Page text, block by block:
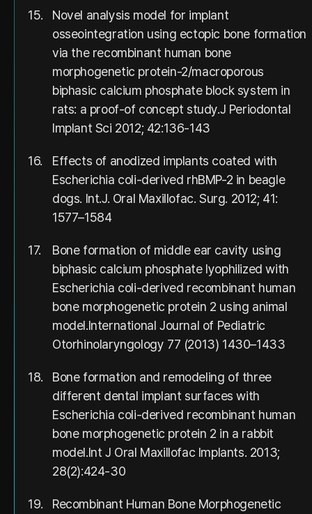
15.
Novel analysis model for implant
osseointegration using ectopic bone formation
via the recombinant human bone
morphogenetic protein-2/macroporous
biphasic calcium phosphate block system in
rats: a proof-of concept study.J Periodontal
Implant Sci 2012; 42:136-143
16.
Effects of anodized implants coated with
Escherichia coli-derived rhBMP-2 in beagle
dogs. Int.J. Oral Maxillofac. Surg. 2012; 41:
1577–1584
17.
Bone formation of middle ear cavity using
biphasic calcium phosphate lyophilized with
Escherichia coli-derived recombinant human
bone morphogenetic protein 2 using animal
model.International Journal of Pediatric
Otorhinolaryngology 77 (2013) 1430–1433
18.
Bone formation and remodeling of three
different dental implant surfaces with
Escherichia coli-derived recombinant human
bone morphogenetic protein 2 in a rabbit
model.Int J Oral Maxillofac Implants. 2013;
28(2):424-30
19.
Recombinant Human Bone Morphogenetic